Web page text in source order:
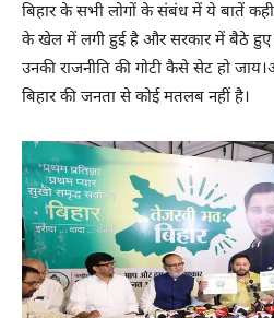
बिहार के सभी लोगों के संबंध में ये बातें कही
के खेल में लगी हुई है और सरकार में बैठे हुए
उनकी राजनीति की गोटी कैसे सेट हो
बिहार की जनता से कोई मतलब नहीं है।